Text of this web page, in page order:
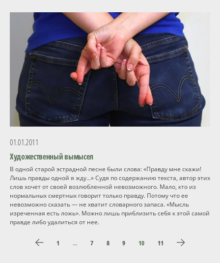
01.01.2011
Художественный вымысел
В одной старой эстрадной песне были слова: «Правду мне скажи!
Лишь правды одной я жду...» Судя по содержанию текста, автор этих
слов хочет от своей возлюбленной невозможного. Мало, кто из
нормальных смертных говорит только правду. Потому что ее
невозможно сказать — не хватит словарного запаса. «Мысль
изреченная есть ложь». Можно лишь приблизить себя к этой самой
правде либо удалиться от нее.
1 ... 7 8 9 10 11